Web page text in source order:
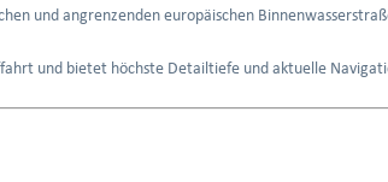
und angrenzenden europäischen
und bietet höchste Detailtiefe und aktuelle